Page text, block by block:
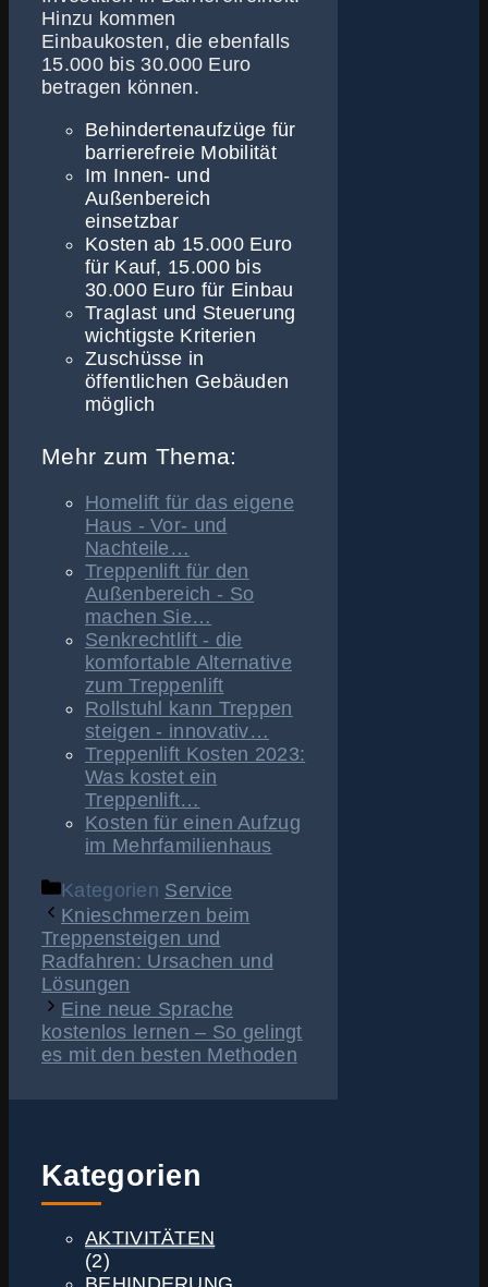
Hinzu kommen
Einbaukosten, die ebenfalls
15.000 bis 30.000 Euro
betragen können.
Behindertenaufzüge für
barrierefreie Mobilität
Im Innen- und
Außenbereich
einsetzbar
Kosten ab 15.000 Euro
für Kauf, 15.000 bis
30.000 Euro für Einbau
Traglast und Steuerung
wichtigste Kriterien
Zuschüsse in
öffentlichen Gebäuden
möglich
Mehr zum Thema:
Homelift für das eigene
Haus - Vor- und
Nachteile…
Treppenlift für den
Außenbereich - So
machen Sie…
Senkrechtlift - die
komfortable Alternative
zum Treppenlift
Rollstuhl kann Treppen
steigen - innovativ…
Treppenlift Kosten 2023:
Was kostet ein
Treppenlift…
Kosten für einen Aufzug
im Mehrfamilienhaus
Kategorien Service
Knieschmerzen beim
Treppensteigen und
Radfahren: Ursachen und
Lösungen
Eine neue Sprache
kostenlos lernen – So gelingt
es mit den besten Methoden
Kategorien
AKTIVITÄTEN
(2)